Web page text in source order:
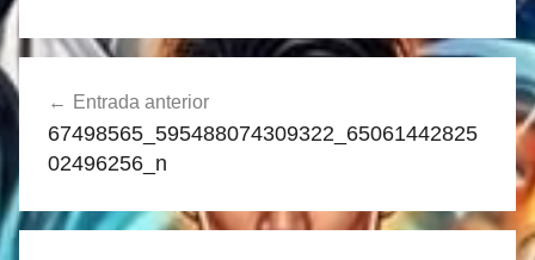
Navegación
de
entradas
Entrada anterior
67498565_595488074309322_65061442825
02496256_n